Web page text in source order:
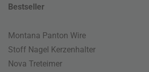
Bestseller
Montana Panton Wire
Stoff Nagel Kerzenhalter
Nova Treteimer